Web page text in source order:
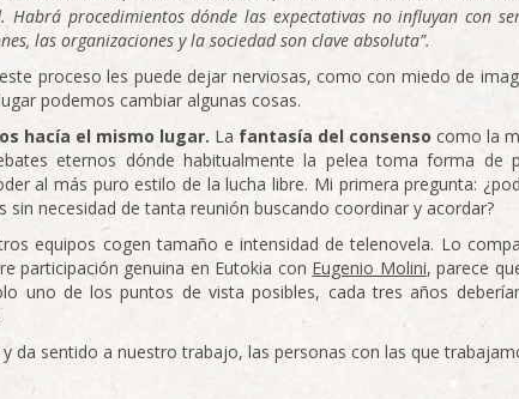
procedimientos dónde las expectativas no influyan con
las organizaciones y la sociedad son clave absoluta”.
proceso les puede dejar nerviosas, como con miedo de
podemos cambiar algunas cosas.
hacía el mismo lugar. La fantasía del consenso como la
eternos dónde habitualmente la pelea toma forma de
al más puro estilo de la lucha libre. Mi primera pregunta:
necesidad de tanta reunión buscando coordinar y acordar?
equipos cogen tamaño e intensidad de telenovela. Lo
participación genuina en Eutokia con Eugenio Molini, parece
uno de los puntos de vista posibles, cada tres años
da sentido a nuestro trabajo, las personas con las que